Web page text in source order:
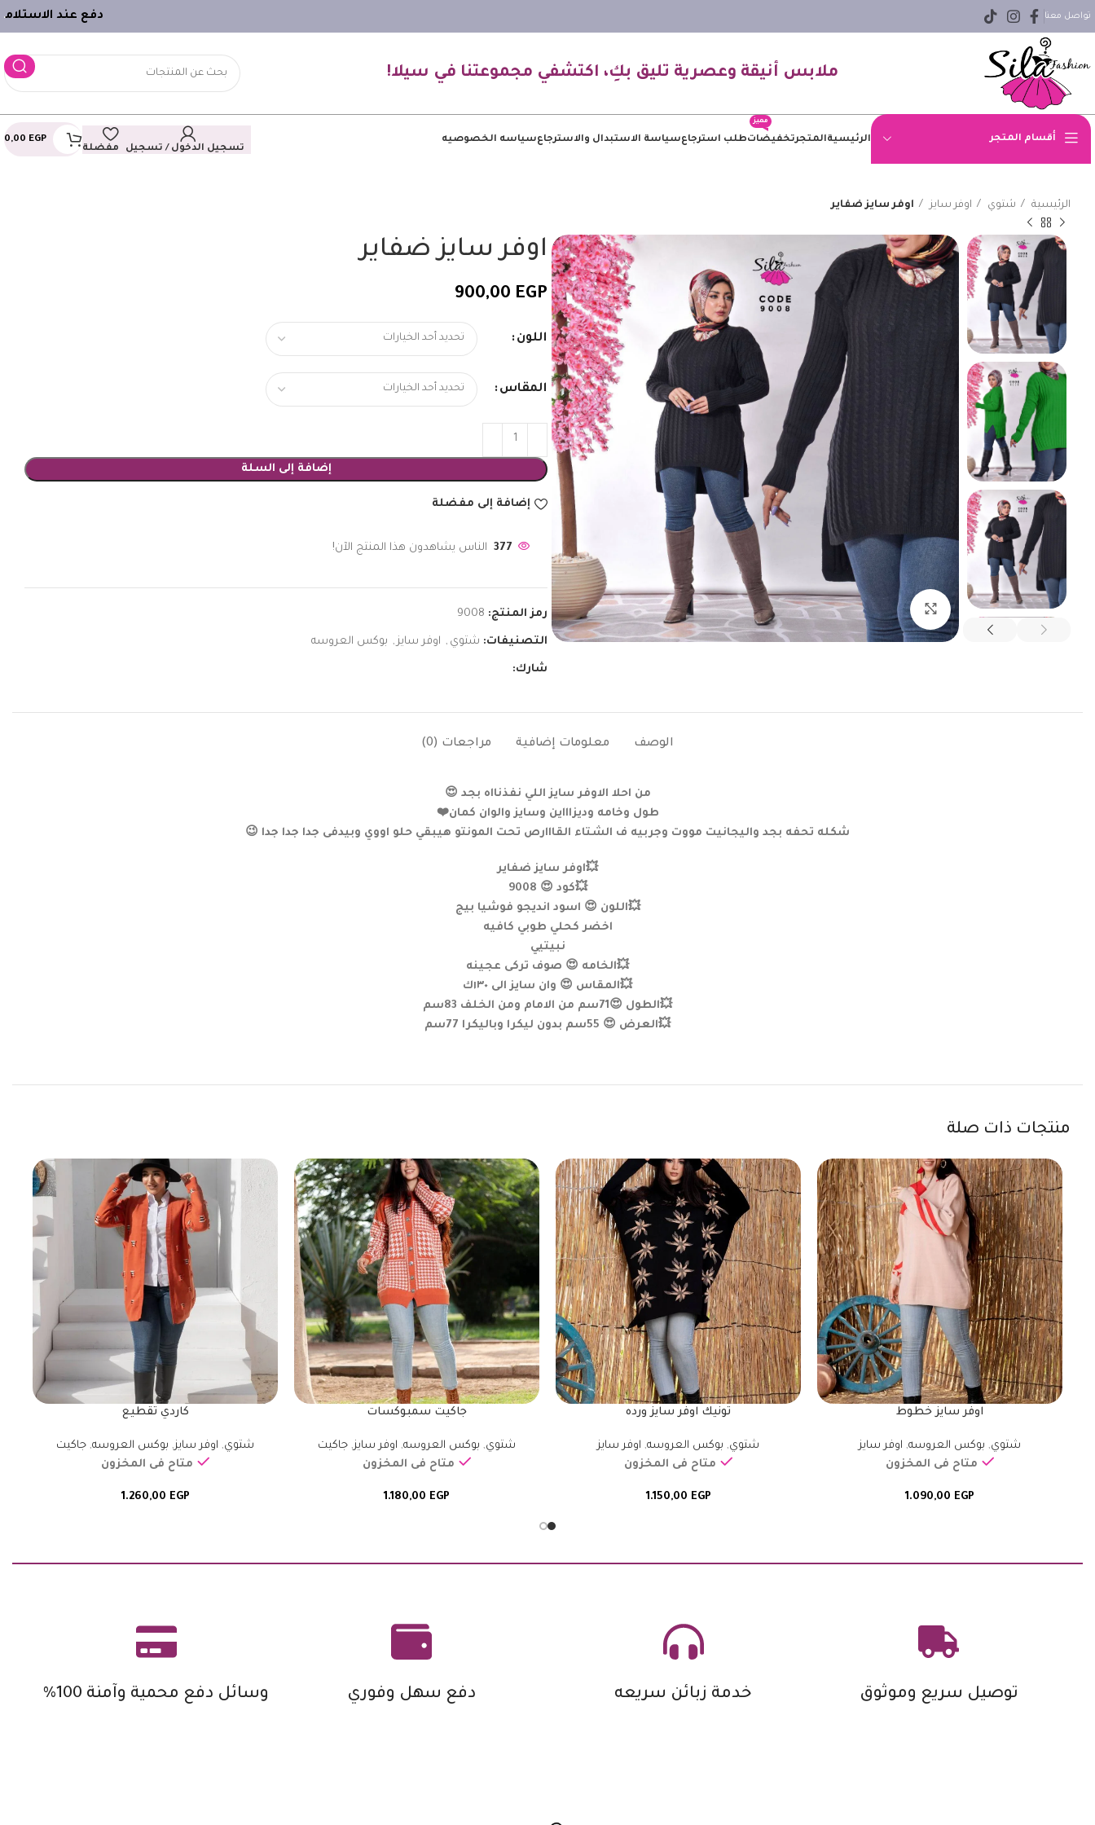
تواصل معنا دفع عند الاستلامـ
ملابس أنيقة وعصرية تليق بكِ، اكتشفي مجموعتنا في سيلا!
أقسام المتجر
اوفر سايز
بنطلون
بنطلون جينز
شيميز
عبايه
فستان
كاردى
الرئيسيةالمتجرتخفيضات
مميز
طلب استرجاعسياسة الاستبدال والاسترجاعسياسه الخصوصيه
تسجيل الدخول / تسجيل
مفضلة
0,00 EGP
الرئيسية شتوي اوفر سايز اوفر سايز ضفاير
اضغط للتكبير
اوفر سايز ضفاير
900,00 EGP
اللون
المقاس
إضافة إلى السلة
إضافة إلى مفضلة
377 الناس يشاهدون هذا المنتج الآن!
رمز المنتج: 9008
التصنيفات: شتوي , اوفر سايز , بوكس العروسه
شارك:
الوصف معلومات إضافية مراجعات (0)
من احلا الاوفر سايز اللي نفذنااه بجد 😍
طول وخامه وديزاااين وسايز والوان كمان❤️
شكله تحفه بجد واليجانيت مووت وجربيه ف الشتاء القااارص تحت المونتو هيبقي حلو اووي وبيدفى جدا جدا جدا 😉
💥اوفر سايز ضفاير
💥كود 😍 9008
💥اللون 😍 اسود انديجو فوشيا بيج
اخضر كحلي طوبي كافيه
نبيتيي
💥الخامه 😍 صوف تركى عجينه
💥المقاس 😍 وان سايز الى ١٣٠ك
💥الطول 😍71سم من الامام ومن الخلف 83سم
💥العرض 😍 55سم بدون ليكرا وباليكرا 77سم
منتجات ذات صلة
اوفر سايز خطوط
شتوي, بوكس العروسه, اوفر سايز
متاح فى المخزون
1.090,00 EGP
تونيك اوفر سايز ورده
شتوي, بوكس العروسه, اوفر سايز
متاح فى المخزون
1.150,00 EGP
جاكيت سمبوكسات
شتوي, بوكس العروسه, اوفر سايز, جاكيت
متاح فى المخزون
1.180,00 EGP
كاردي تقطيع
شتوي, اوفر سايز, بوكس العروسه, جاكيت
متاح فى المخزون
1.260,00 EGP
دفع سهل وفوري وسائل دفع محمية وآمنة 100% توصيل سريع وموثوق خدمة زبائن سريعه